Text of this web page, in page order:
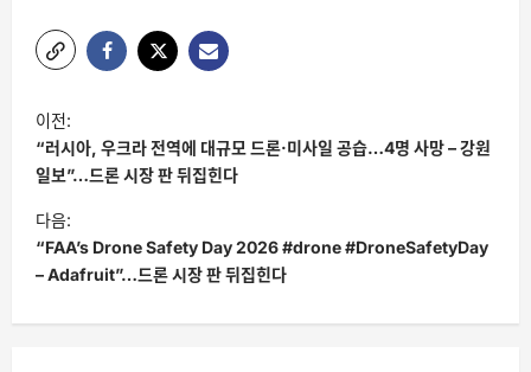
글
탐
색
이전:
“러시아, 우크라 전역에 대규모 드론·미사일 공습…4명 사망 – 강원
일보”…드론 시장 판 뒤집힌다
다음:
“FAA’s Drone Safety Day 2026 #drone #DroneSafetyDay
– Adafruit”…드론 시장 판 뒤집힌다